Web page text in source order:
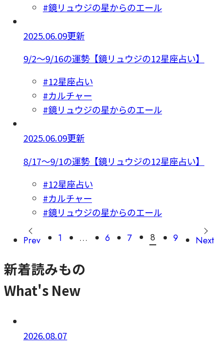
#鏡リュウジの星からのエール
2025.06.09更新
9/2～9/16の運勢【鏡リュウジの12星座占い】
#12星座占い
#カルチャー
#鏡リュウジの星からのエール
2025.06.09更新
8/17～9/1の運勢【鏡リュウジの12星座占い】
#12星座占い
#カルチャー
#鏡リュウジの星からのエール
Prev 1 … 6 7 8 9 Next
新着読みもの
What's New
2026.08.07